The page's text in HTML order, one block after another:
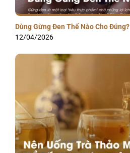
Dùng Gừng Đen Thế Nào Cho Đúng?
12/04/2026